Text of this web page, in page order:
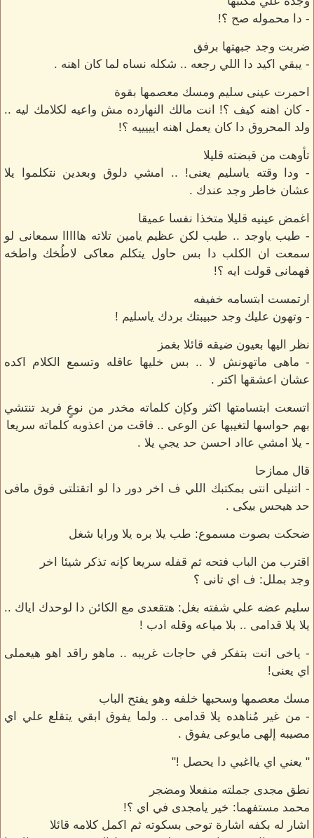
- دا محموله صح ؟!
ضربت وجد جبهتها برفق
- يبقي اكيد دا اللي رجعه .. شكله نساه لما كان اهنه .
احمرت عينى سليم ومسك معصمها بقوة
- كان اهنه كيف ؟! انت مالك النهارده مش واعيه لكلامك ليه ..
ولد المحروق دا كان يعمل اهنه ايييييه ؟!
تأوهت من قبضته قليلا
- ودا وقته ياسليم يعنى! .. امشي دلوق وبعدين نتكلموا يلا
عشان خاطر وجد عندك .
اغمض عينيه قليلا متخذا نفسا عميقا
- طيب ياوجد .. طيب لكن عظيم يامين تلاته هااااا سمعانى لو
سمعت ان الكلب دا بس حاول يتكلم معاكى لاطُخك واطخه
فهمانى قولت ايه ؟!
ارتمست ابتسامه خفيفه
- وتهون عليك وجد حبيبتك بردك ياسليم !
نظر اليها بعيون ضيقه قائلا بغمز
- ماهى ماتهونش لا .. بس خليها عاقله وتسمع الكلام اكده
عشان اعشقها اكتر .
اتسعت ابتسامتها اكثر وكإن كلماته مخدر من نوعٍ فريد تنتشي
بهم حواسها لتغيبها عن الوعى .. فاقت من اعذوبه كلماته سريعا
- يلا امشي عااد احسن حد يجي يلا .
قال ممازحا
- اتنيلى انتى بمكتبك اللي ف اخر دور دا لو اتقتلتى فوق مافى
حد هيحس بيكى .
ضحكت بصوت مسموع: طب يلا بره يلا ورايا شغل
اقترب من الباب فتحه ثم قفله سريعا كإنه تذكر شيئا اخر
وجد بملل: ف اي تانى ؟
سليم عضه علي شفته بغل: هتقعدى مع الكائن دا لوحدك اياك ..
يلا يلا قدامى .. بلا مياعه وقله ادب !
- ياخى انت بتفكر في حاجات غريبه .. ماهو راقد اهو هيعملى
اي يعنى!
مسك معصمها وسحبها خلفه وهو يفتح الباب
- من غير مُناهده يلا قدامى .. ولما يفوق ابقي يتقلع علي اي
مصيبه إلهى مايوعى يفوق .
" يعني اي يااغبي دا يحصل !"
نطق مجدى جملته منفعلا ومضجر
محمد مستفهما: خير يامجدى في اي ؟!
اشار له بكفه اشارة توحى بسكوته ثم اكمل كلامه قائلا